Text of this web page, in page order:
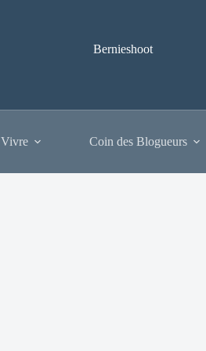
Bernieshoot
Coin des Blogueurs